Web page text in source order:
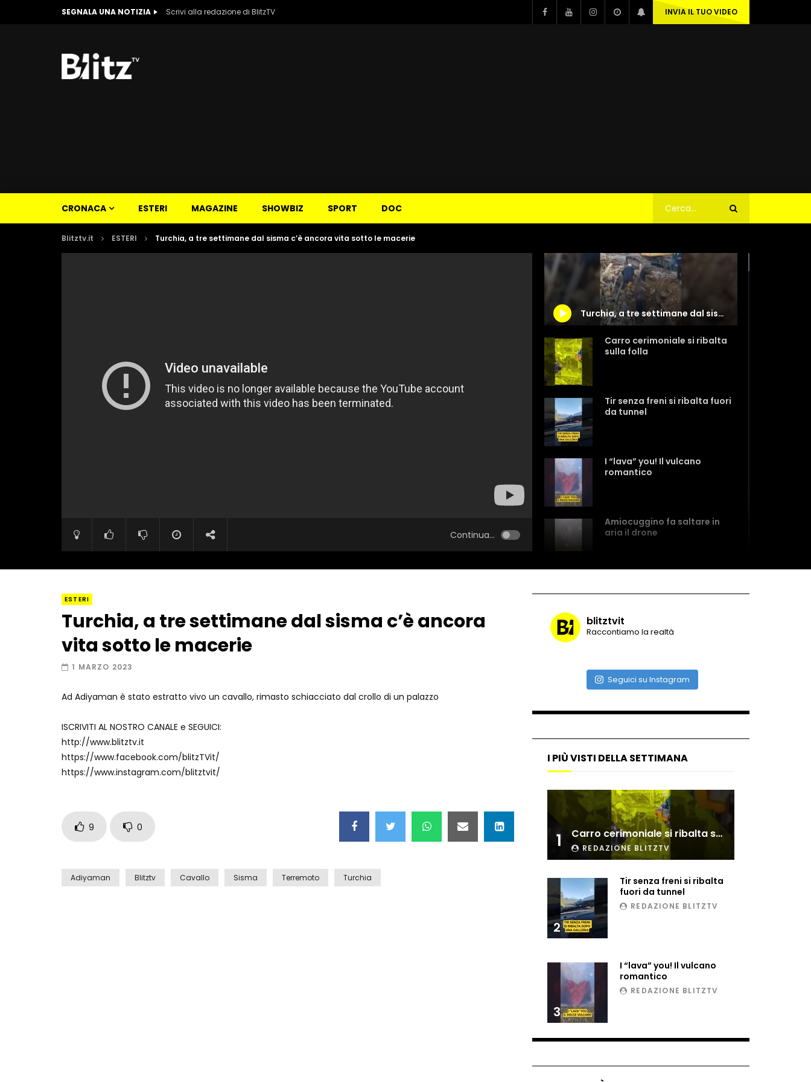
SEGNALA UNA NOTIZIA Scrivi alla redazione di BlitzTV INVIA IL TUO VIDEO
CRONACA ESTERI MAGAZINE SHOWBIZ SPORT DOC
Blitztv.it ESTERI Turchia, a tre settimane dal sisma c’è ancora vita sotto le macerie
Continua...
Turchia, a tre settimane dal sisma c’è ancora vita sotto le macerie
Carro cerimoniale si ribalta
sulla folla
Tir senza freni si ribalta fuori
da tunnel
I “lava” you! Il vulcano
romantico
Amiocuggino fa saltare in
aria il drone
dopo incidente
Nei casinò arriva il cambio
Esplode cabina elettrica
sotterranea
Grattacielo crolla per un
incendio
Ammiocuggino con la ruspa…
ESTERI
Turchia, a tre settimane dal sisma c’è ancora
vita sotto le macerie
1 MARZO 2023
Ad Adiyaman è stato estratto vivo un cavallo, rimasto schiacciato dal crollo di un palazzo
ISCRIVITI AL NOSTRO CANALE e SEGUICI:
http://www.blitztv.it
https://www.facebook.com/blitzTVit/
https://www.instagram.com/blitztvit/
9 0
Adiyaman Blitztv Cavallo Sisma Terremoto Turchia
blitztvit
Raccontiamo la realtà
Seguici su Instagram
I PIÙ VISTI DELLA SETTIMANA
1 Carro cerimoniale si ribalta sulla folla
REDAZIONE BLITZTV
2
Tir senza freni si ribalta
fuori da tunnel
REDAZIONE BLITZTV
3
I “lava” you! Il vulcano
romantico
REDAZIONE BLITZTV